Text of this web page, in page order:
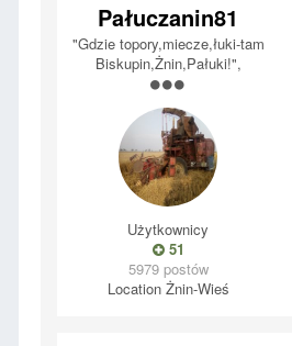
Pałuczanin81
"Gdzie topory,miecze,łuki-tam
Biskupin,Żnin,Pałuki!",
Użytkownicy
51
5979 postów
LocationŻnin-Wieś